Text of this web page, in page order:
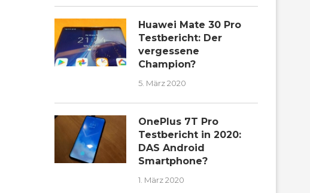
Huawei Mate 30 Pro
Testbericht: Der
vergessene
Champion?
5. März 2020
OnePlus 7T Pro
Testbericht in 2020:
DAS Android
Smartphone?
1. März 2020